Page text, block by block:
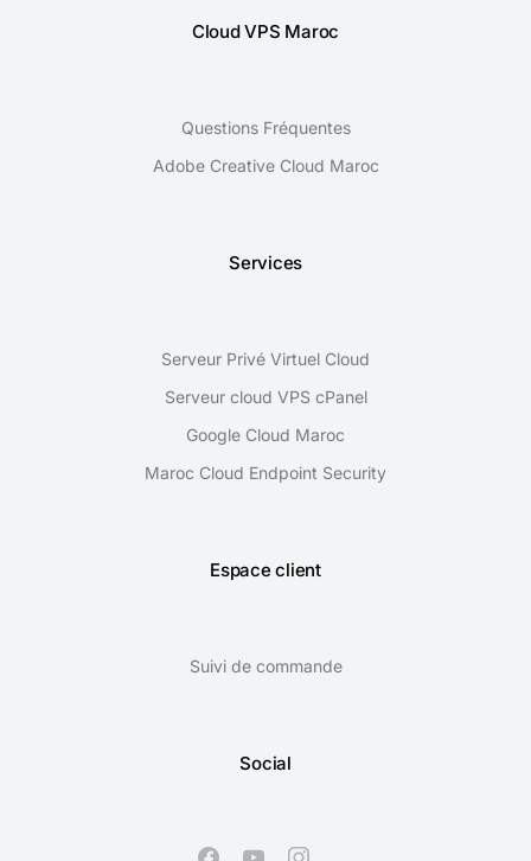
Cloud VPS Maroc
Questions Fréquentes
Adobe Creative Cloud Maroc
Services
Serveur Privé Virtuel Cloud
Serveur cloud VPS cPanel
Google Cloud Maroc
Maroc Cloud Endpoint Security
Espace client
Suivi de commande
Social